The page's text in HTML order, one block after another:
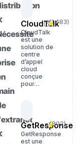
CloudTalk
(1 483)
CloudTalk
est une
solution de
centre
d’appel
cloud
conçue
pour…
GetResponse
(802)
GetResponse
est une